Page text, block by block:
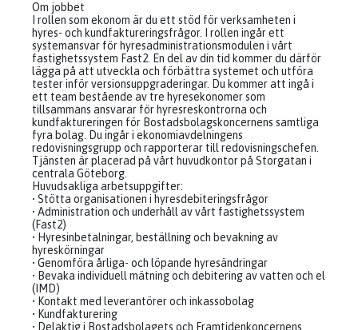
Om jobbet
I rollen som ekonom är du ett stöd för verksamheten i
hyres- och kundfaktureringsfrågor. I rollen ingår ett
systemansvar för hyresadministrationsmodulen i vårt
fastighetssystem Fast2. En del av din tid kommer du därför
lägga på att utveckla och förbättra systemet och utföra
tester inför versionsuppgraderingar. Du kommer att ingå i
ett team bestående av tre hyresekonomer som
tillsammans ansvarar för hyresreskontrorna och
kundfaktureringen för Bostadsbolagskoncernens samtliga
fyra bolag. Du ingår i ekonomiavdelningens
redovisningsgrupp och rapporterar till redovisningschefen.
Tjänsten är placerad på vårt huvudkontor på Storgatan i
centrala Göteborg.
Huvudsakliga arbetsuppgifter:
• Stötta organisationen i hyresdebiteringsfrågor
• Administration och underhåll av vårt fastighetssystem
(Fast2)
• Hyresinbetalningar, beställning och bevakning av
hyreskörningar
• Genomföra årliga- och löpande hyresändringar
• Bevaka individuell mätning och debitering av vatten och el
(IMD)
• Kontakt med leverantörer och inkassobolag
• Kundfakturering
• Delaktig i Bostadsbolagets och Framtidenkoncernens